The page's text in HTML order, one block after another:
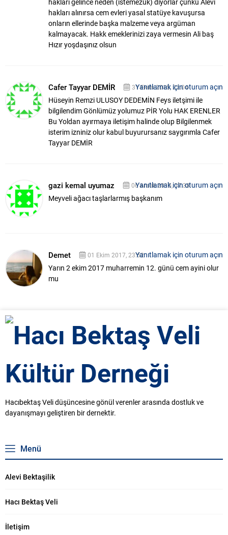
hakları alınırsa cem evleri yasal statüye kavuşursa
onların ellerinde başka malzeme veya argüman
kalmayacak. Hakk emeklerinizi zaya vermesin Ali baş
Hızır yoşdaşınız olsun
Cafer Tayyar DEMİR 31 Ekim 2015, 22:04
Hüseyin Remzi ULUSOY DEDEMİN Feys iletşimi ile
bilgilendim Gönlümüz yolumuz PİR Yolu HAK ERENLER
Bu Yoldan ayırmaya iletişim halinde olup Bilgilenmek
isterim izniniz olur kabul buyurursanız saygırımla Cafer
Tayyar DEMİR
Yanıtlamak için oturum açın
gazi kemal uyumaz 06 Aralık 2015, 07:38
Meyveli ağacı taşlarlarmış başkanım
Yanıtlamak için oturum açın
Demet 01 Ekim 2017, 23:52
Yarın 2 ekim 2017 muharremin 12. günü cem ayini olur
mu
Yanıtlamak için oturum açın
Hacıbektaş Veli düşüncesine gönül verenler arasında dostluk ve
dayanışmayı geliştiren bir dernektir.
Menü
Alevi Bektaşilik
Hacı Bektaş Veli
İletişim